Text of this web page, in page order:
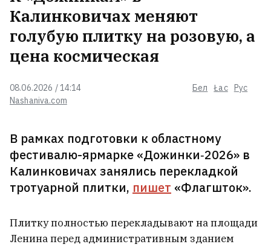
Nashaniva.com
08.06.2026 / 14:14 Бел Łac Рус
Калинковичах меняют
голубую плитку на розовую, а
цена космическая
В рамках подготовки к областному
фестивалю-ярмарке «Дожинки‑2026» в
Калинковичах занялись перекладкой
тротуарной плитки, пишет «Флагшток».
Плитку полностью перекладывают на площади
Ленина перед административным зданием
Напротив ЗАГСа Советского
района Минска открылась
тематическая зона отдыха «Путь
к счастью»
Купили заброшенный дом, в
который не хотелось заходить, и
превратили в конфетку
Уникальные снимки
строительства Старого моста в
Гродно. Кто фотографировал
опасные кессоны, в которых
ФОТО